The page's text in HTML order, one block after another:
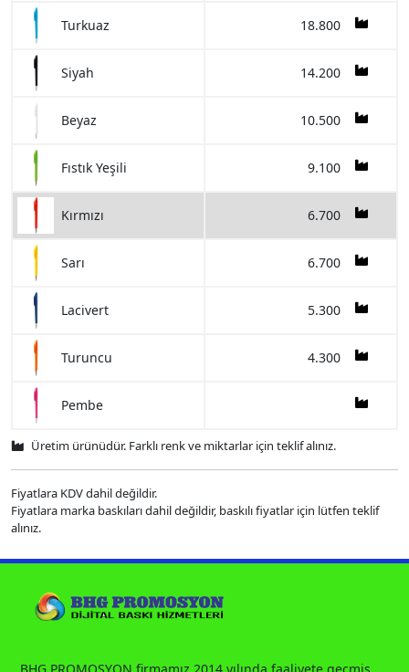
Turkuaz 18.800
Siyah 14.200
Beyaz 10.500
Fıstık Yeşili 9.100
Kırmızı 6.700
Sarı 6.700
Lacivert 5.300
Turuncu 4.300
Pembe
Üretim ürünüdür. Farklı renk ve miktarlar için teklif alınız.
Fiyatlara KDV dahil değildir.
Fiyatlara marka baskıları dahil değildir, baskılı fiyatlar için lütfen teklif
alınız.